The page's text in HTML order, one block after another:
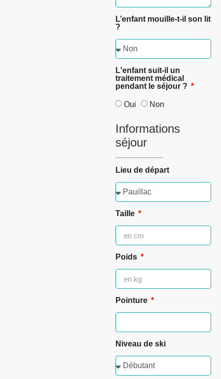
L’enfant mouille-t-il son lit
?
L'enfant suit-il un
traitement médical
pendant le séjour ?
Oui Non
Informations
séjour
Lieu de départ
Taille
Poids
Pointure
Niveau de ski